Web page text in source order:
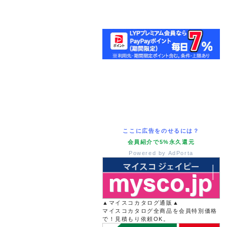
ここに広告をのせるには？
会員紹介で5%永久還元
Powered by AdPorta
▲マイスコカタログ通販▲
マイスコカタログ全商品を会員特別価格
で！見積もり依頼OK。